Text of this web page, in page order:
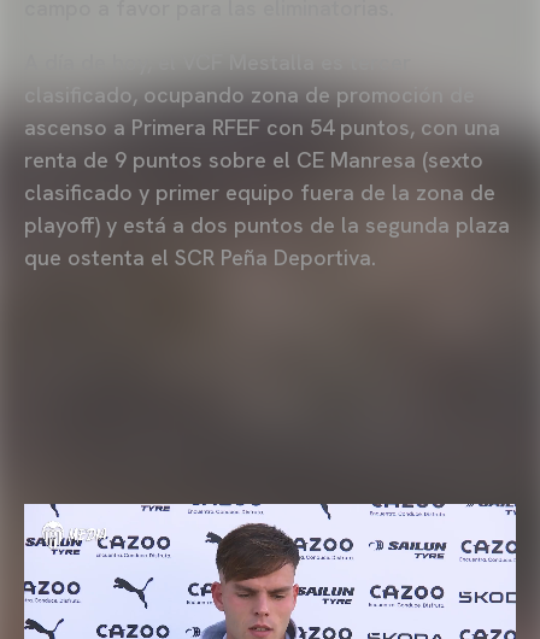
clasificado, ocupando zona de promoción de
ascenso a Primera RFEF con 54 puntos, con una
renta de 9 puntos sobre el CE Manresa (sexto
clasificado y primer equipo fuera de la zona de
playoff) y está a dos puntos de la segunda plaza
que ostenta el SCR Peña Deportiva.